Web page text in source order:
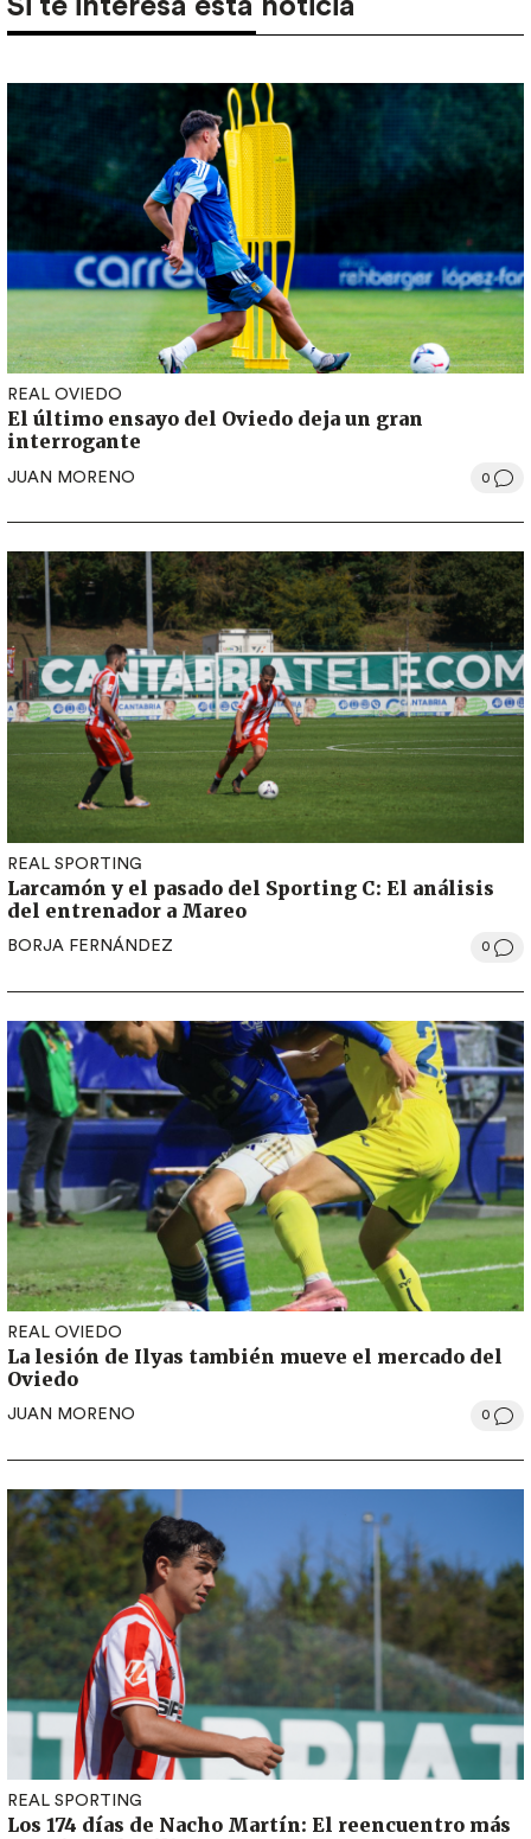
Si te interesa esta noticia
REAL OVIEDO
El último ensayo del Oviedo deja un gran
interrogante
JUAN MORENO 0
REAL SPORTING
Larcamón y el pasado del Sporting C: El análisis
del entrenador a Mareo
BORJA FERNÁNDEZ 0
REAL OVIEDO
La lesión de Ilyas también mueve el mercado del
Oviedo
JUAN MORENO 0
REAL SPORTING
Los 174 días de Nacho Martín: El reencuentro más